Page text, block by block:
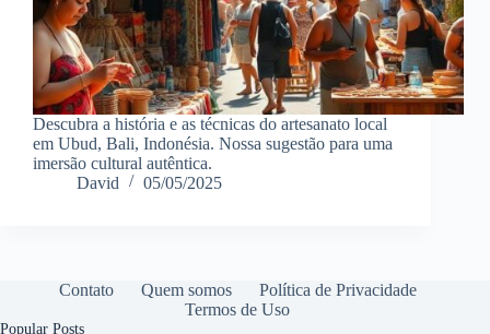
Descubra a história e as técnicas do artesanato local
em Ubud, Bali, Indonésia. Nossa sugestão para uma
imersão cultural autêntica.
David
05/05/2025
Contato Quem somos
Política de Privacidade
Termos de Uso
Popular Posts